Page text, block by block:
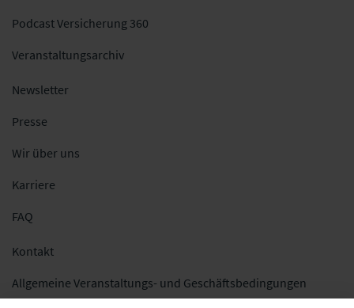
Podcast Versicherung 360
Veranstaltungsarchiv
Newsletter
Presse
Wir über uns
Karriere
FAQ
Kontakt
Allgemeine Veranstaltungs- und Geschäftsbedingungen